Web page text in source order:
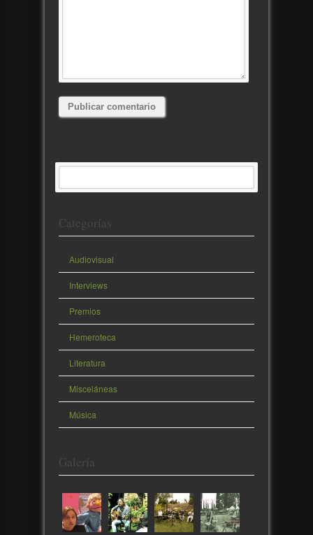
Categorías
Audiovisual
Interviews
Premios
Hemeroteca
Literatura
Misceláneas
Música
Galería